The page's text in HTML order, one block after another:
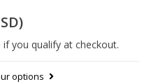
if you qualify at checkout.
options